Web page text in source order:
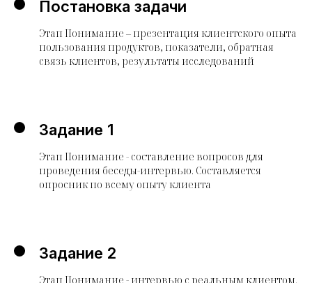
Постановка задачи
Этап Понимание – презентация клиентского опыта
пользования продуктов, показатели, обратная
связь клиентов, результаты исследований
Задание 1
Этап Понимание - составление вопросов для
проведения беседы-интервью. Составляется
опросник по всему опыту клиента
Задание 2
Этап Понимание - интервью с реальным клиентом.